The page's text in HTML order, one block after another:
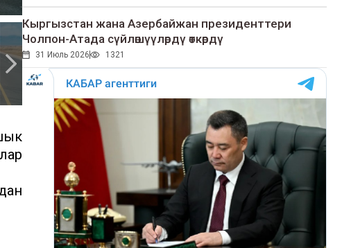
Кыргызстан жана Азербайжан президенттери
Чолпон-Атада сүйлөшүүлөрдү өткөрдү
31 Июль 2026 1321